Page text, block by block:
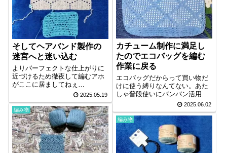
カチューム制作に満足し
たのでエコバッグを編む
作業に戻る
エコバッグだからって買い物だ
けに使う縛りなんてない。あた
しゃ普段使いにバンバン活用し
てますよ？おぬしは？ 2025.06.02
そしてヘアバンド製作の
迷宮へと迷い込む
よりパーフェクトな仕上がりに
近づけるため徹夜して編むアホ
がここに居ましてねぇ…
2025.05.19
編み物
編み物